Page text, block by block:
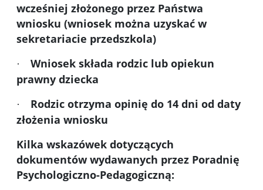
wcześniej złożonego przez Państwa
wniosku (wniosek można uzyskać w
sekretariacie przedszkola)
·
Wniosek składa rodzic lub opiekun
prawny dziecka
·
Rodzic otrzyma opinię do 14 dni od daty
złożenia wniosku
Kilka wskazówek dotyczących
dokumentów wydawanych przez Poradnię
Psychologiczno-Pedagogiczną: